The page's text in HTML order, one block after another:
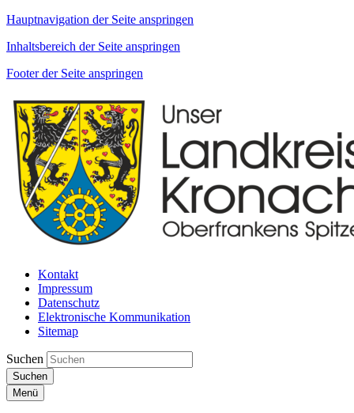
Hauptnavigation der Seite anspringen
Inhaltsbereich der Seite anspringen
Footer der Seite anspringen
Kontakt
Impressum
Datenschutz
Elektronische Kommunikation
Sitemap
Suchen
Suchen
Menü